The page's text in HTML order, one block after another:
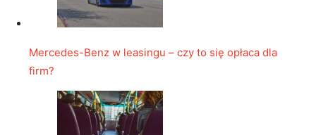
Mercedes-Benz w leasingu – czy to się opłaca dla
firm?